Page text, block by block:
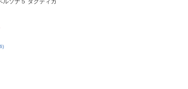
ソナ５ タクティカ